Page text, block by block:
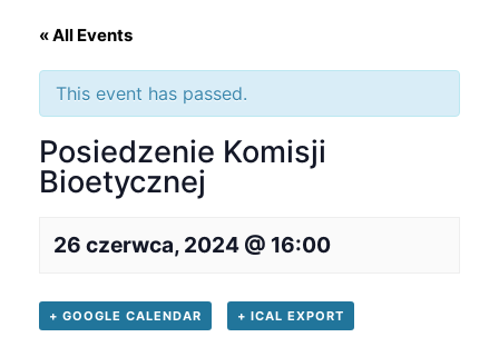
« All Events
This event has passed.
Posiedzenie Komisji
Bioetycznej
26 czerwca, 2024 @ 16:00
+ GOOGLE CALENDAR + ICAL EXPORT